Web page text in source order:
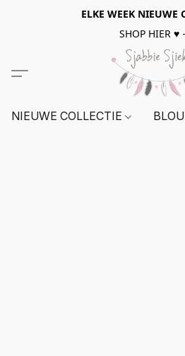
ELKE WEEK NIEUWE
SHOP HIER ♥
NIEUWE COLLECTIE